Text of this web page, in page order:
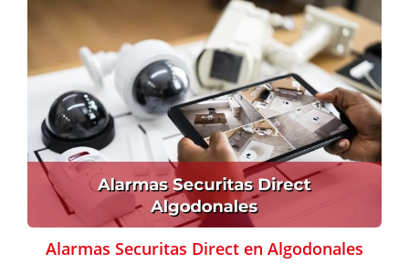
Alarmas Securitas Direct en Algodonales